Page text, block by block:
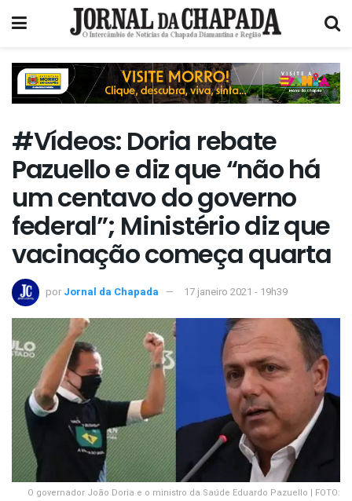
#Vídeos: Doria rebate
Pazuello e diz que “não há
um centavo do governo
federal”; Ministério diz que
vacinação começa quarta
por Jornal da Chapada 17 janeiro 2021 - 19h39
O governador João Doria e o ministro da Saúde Eduardo Pazuello | FOTO: